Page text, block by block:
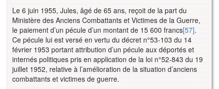
Le 6 juin 1955, Jules, âgé de 65 ans, reçoit de la part du
Ministère des Anciens Combattants et Victimes de la Guerre,
le paiement d’un pécule d’un montant de 15 600 francs[57].
Ce pécule lui est versé en vertu du décret n°53-103 du 14
février 1953 portant attribution d’un pécule aux déportés et
internés politiques pris en application de la loi n°52-843 du 19
juillet 1952, relative à l’amélioration de la situation d’anciens
combattants et victimes de guerre.